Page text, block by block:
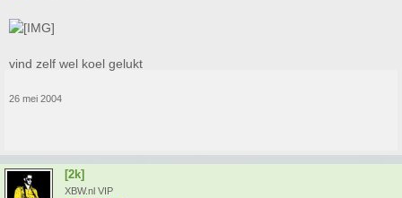
vind zelf wel koel gelukt
26 mei 2004
[2k]
XBW.nl VIP